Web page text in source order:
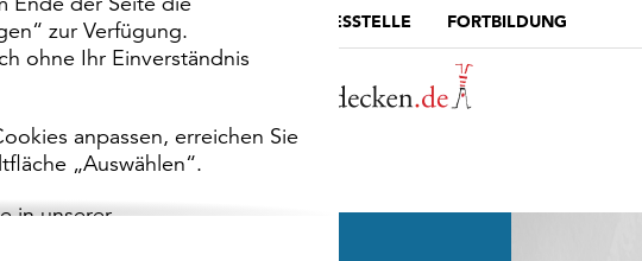
zur Verfügung.
ohne Ihr Einverständnis
anpassen, erreichen Sie
„Auswählen“.
in unserer
MUSEUMSPORTAL DIE LANDESSTELLE FORTBILDUNG